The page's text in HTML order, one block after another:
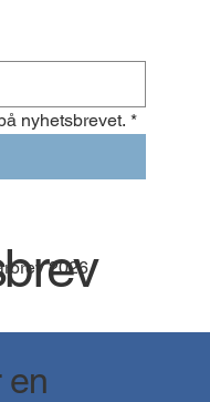
en
nyhetsbrevet. *
2026